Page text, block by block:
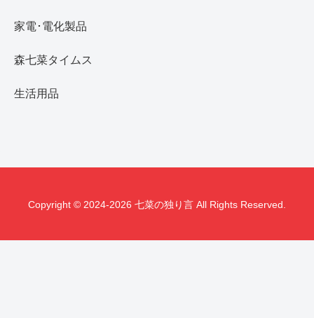
家電･電化製品
森七菜タイムス
生活用品
Copyright © 2024-2026 七菜の独り言 All Rights Reserved.